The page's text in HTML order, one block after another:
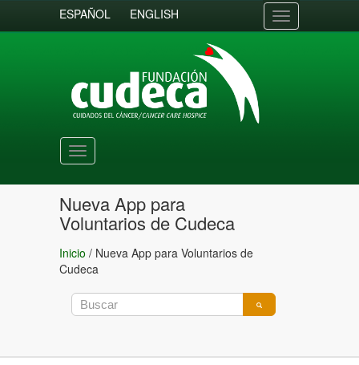
ESPAÑOL ENGLISH
Toggle
navigation
Toggle
navigation
Nueva App para
Voluntarios de Cudeca
Inicio / Nueva App para Voluntarios de
Cudeca